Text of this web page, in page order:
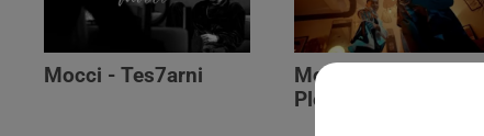
Mocci - Tes7arni
Monsieur Nov‬ -
Please (feat. RSKO)